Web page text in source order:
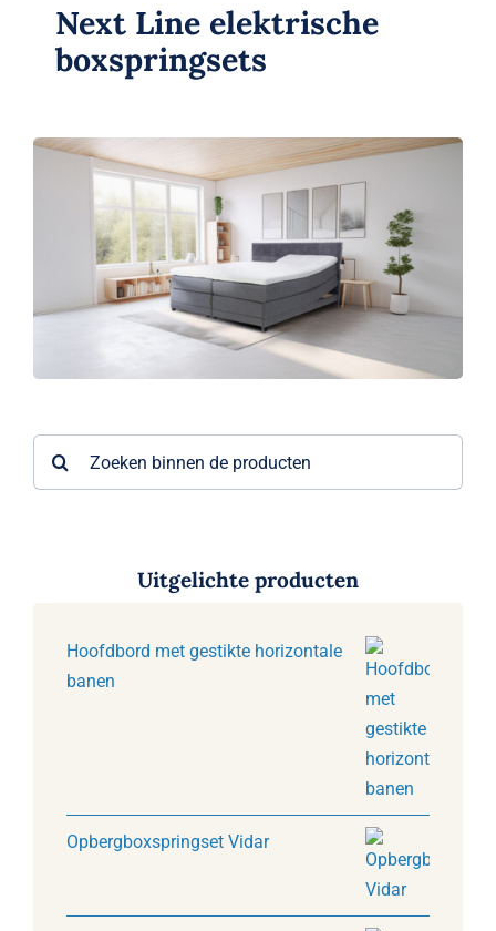
Next Line elektrische
boxspringsets
naar:
Uitgelichte producten
Hoofdbord met gestikte horizontale
banen
Opbergboxspringset Vidar